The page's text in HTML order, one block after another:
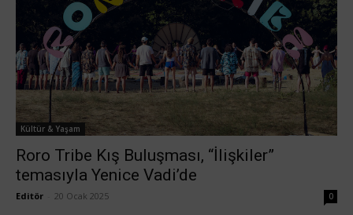
Kültür & Yaşam
Roro Tribe Kış Buluşması, “İlişkiler”
temasıyla Yenice Vadi’de
Editör 20 Ocak 2025 0